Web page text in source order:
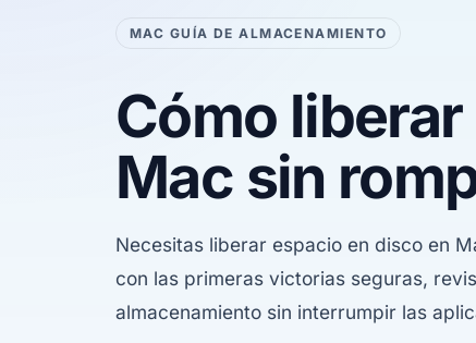
MAC GUÍA DE ALMACENAMIENTO
Cómo
Mac sin
Necesitas liberar espacio en disco en
con las primeras victorias seguras,
almacenamiento sin interrumpir las